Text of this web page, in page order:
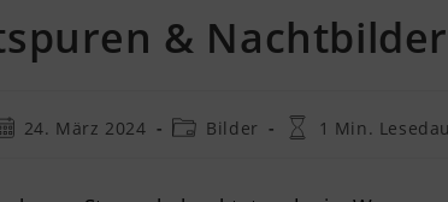
& Nachtbilder
24. März 2024
Beitrags-
Bilder Lesedauer:
1 Min.